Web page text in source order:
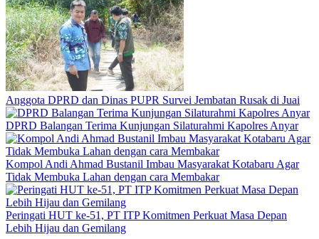
Anggota DPRD dan Dinas PUPR Survei Jembatan Rusak di Juai
DPRD Balangan Terima Kunjungan Silaturahmi Kapolres Anyar
Kompol Andi Ahmad Bustanil Imbau Masyarakat Kotabaru Agar
Tidak Membuka Lahan dengan cara Membakar
Peringati HUT ke-51, PT ITP Komitmen Perkuat Masa Depan
Lebih Hijau dan Gemilang